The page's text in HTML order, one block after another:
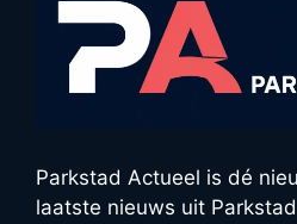
Parkstad Actueel is dé
laatste nieuws uit